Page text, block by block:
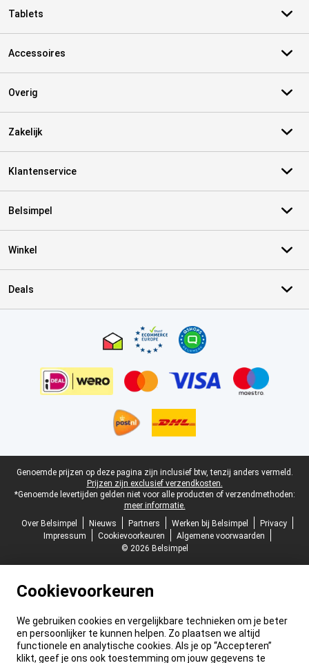
Tablets
Accessoires
Overig
Zakelijk
Klantenservice
Belsimpel
Winkel
Deals
Juridische voettekst
Genoemde prijzen op deze pagina zijn inclusief btw, tenzij anders vermeld.
Prijzen zijn exclusief verzendkosten.
*Genoemde levertijden gelden niet voor alle producten of verzendmethoden:
meer informatie.
Over Belsimpel
Nieuws Partners Werken bij Belsimpel
Privacy
Impressum
Cookievoorkeuren
Algemene voorwaarden
© 2026 Belsimpel
Cookievoorkeuren
We gebruiken cookies en vergelijkbare technieken om je beter
en persoonlijker te kunnen helpen. Zo plaatsen we altijd
functionele en analytische cookies. Als je op “Accepteren”
klikt, geef je ons ook toestemming om jouw gegevens te